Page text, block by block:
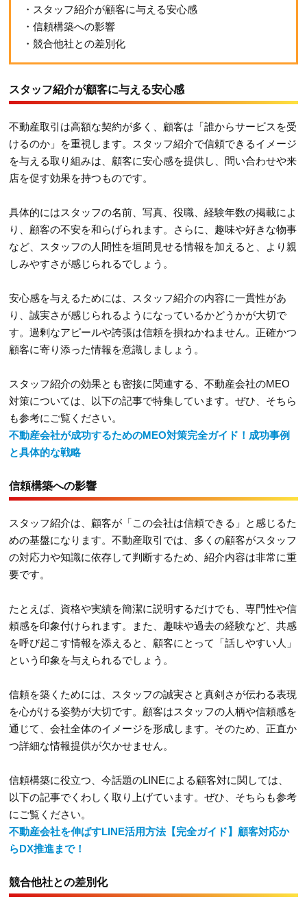
・スタッフ紹介が顧客に与える安心感
・信頼構築への影響
・競合他社との差別化
スタッフ紹介が顧客に与える安心感
不動産取引は高額な契約が多く、顧客は「誰からサービスを受
けるのか」を重視します。スタッフ紹介で信頼できるイメージ
を与える取り組みは、顧客に安心感を提供し、問い合わせや来
店を促す効果を持つものです。
具体的にはスタッフの名前、写真、役職、経験年数の掲載によ
り、顧客の不安を和らげられます。さらに、趣味や好きな物事
など、スタッフの人間性を垣間見せる情報を加えると、より親
しみやすさが感じられるでしょう。
安心感を与えるためには、スタッフ紹介の内容に一貫性があ
り、誠実さが感じられるようになっているかどうかが大切で
す。過剰なアピールや誇張は信頼を損ねかねません。正確かつ
顧客に寄り添った情報を意識しましょう。
スタッフ紹介の効果とも密接に関連する、不動産会社のMEO
対策については、以下の記事で特集しています。ぜひ、そちら
も参考にご覧ください。
不動産会社が成功するためのMEO対策完全ガイド！成功事例
と具体的な戦略
信頼構築への影響
スタッフ紹介は、顧客が「この会社は信頼できる」と感じるた
めの基盤になります。不動産取引では、多くの顧客がスタッフ
の対応力や知識に依存して判断するため、紹介内容は非常に重
要です。
たとえば、資格や実績を簡潔に説明するだけでも、専門性や信
頼感を印象付けられます。また、趣味や過去の経験など、共感
を呼び起こす情報を添えると、顧客にとって「話しやすい人」
という印象を与えられるでしょう。
信頼を築くためには、スタッフの誠実さと真剣さが伝わる表現
を心がける姿勢が大切です。顧客はスタッフの人柄や信頼感を
通じて、会社全体のイメージを形成します。そのため、正直か
つ詳細な情報提供が欠かせません。
信頼構築に役立つ、今話題のLINEによる顧客対に関しては、
以下の記事でくわしく取り上げています。ぜひ、そちらも参考
にご覧ください。
不動産会社を伸ばすLINE活用方法【完全ガイド】顧客対応か
らDX推進まで！
競合他社との差別化